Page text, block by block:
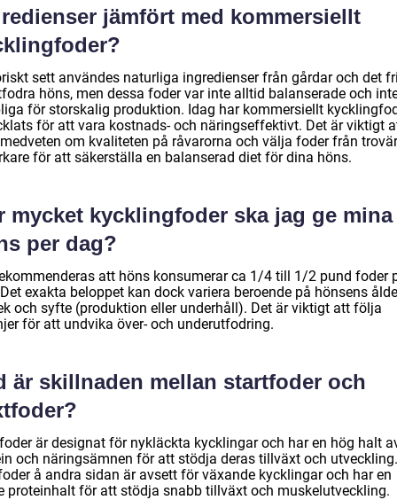
jämfört med kommersiellt
sett användes naturliga ingredienser från gårdar och det
höns, men dessa foder var inte alltid balanserade och
för storskalig produktion. Idag har kommersiellt
för att vara kostnads- och näringseffektivt. Det är viktigt
om kvaliteten på råvarorna och välja foder från
för att säkerställa en balanserad diet för dina höns.
mycket kycklingfoder ska jag ge mina
per dag?
att höns konsumerar ca 1/4 till 1/2 pund foder
exakta beloppet kan dock variera beroende på hönsens
och syfte (produktion eller underhåll). Det är viktigt att följa
för att undvika över- och underutfodring.
är skillnaden mellan startfoder och
är designat för nykläckta kycklingar och har en hög halt
och näringsämnen för att stödja deras tillväxt och utveckling.
å andra sidan är avsett för växande kycklingar och har en
proteinhalt för att stödja snabb tillväxt och muskelutveckling.